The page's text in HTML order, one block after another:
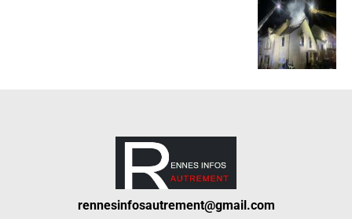
rennesinfosautrement@gmail.com